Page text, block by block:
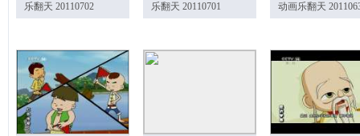
乐翻天 20110702
乐翻天 20110701
动画乐翻天